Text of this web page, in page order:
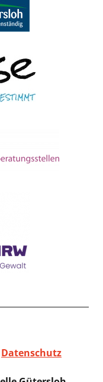
Datenschutz